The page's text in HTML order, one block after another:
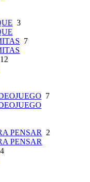
3
7
12
7
PENSAR 2
PENSAR
4